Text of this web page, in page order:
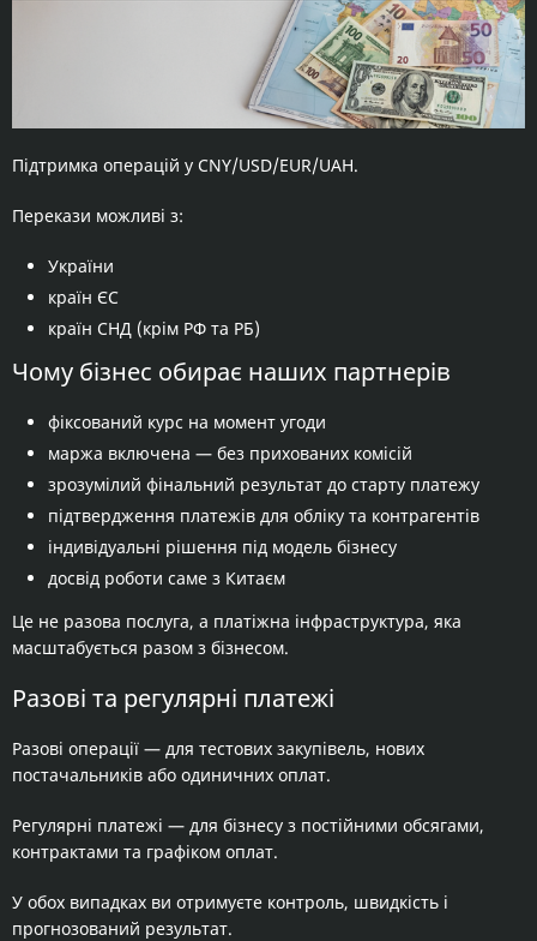
Підтримка операцій у CNY/USD/EUR/UAH.
Перекази можливі з:
України
країн ЄС
країн СНД (крім РФ та РБ)
Чому бізнес обирає наших партнерів
фіксований курс на момент угоди
маржа включена — без прихованих комісій
зрозумілий фінальний результат до старту платежу
підтвердження платежів для обліку та контрагентів
індивідуальні рішення під модель бізнесу
досвід роботи саме з Китаєм
Це не разова послуга, а платіжна інфраструктура, яка
масштабується разом з бізнесом.
Разові та регулярні платежі
Разові операції — для тестових закупівель, нових
постачальників або одиничних оплат.
Регулярні платежі — для бізнесу з постійними обсягами,
контрактами та графіком оплат.
У обох випадках ви отримуєте контроль, швидкість і
прогнозований результат.